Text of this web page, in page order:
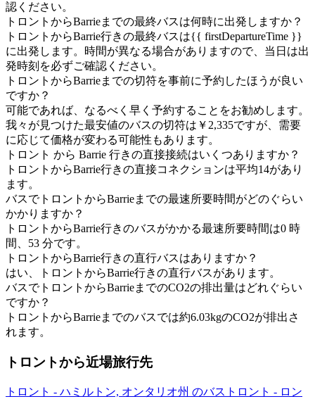
認ください。
トロントからBarrieまでの最終バスは何時に出発しますか？
トロントからBarrie行きの最終バスは{{ firstDepartureTime }}
に出発します。時間が異なる場合がありますので、当日は出
発時刻を必ずご確認ください。
トロントからBarrieまでの切符を事前に予約したほうが良い
ですか？
可能であれば、なるべく早く予約することをお勧めします。
我々が見つけた最安値のバスの切符は￥2,335ですが、需要
に応じて価格が変わる可能性もあります。
トロント から Barrie 行きの直接接続はいくつありますか？
トロントからBarrie行きの直接コネクションは平均14があり
ます。
バスでトロントからBarrieまでの最速所要時間がどのぐらい
かかりますか？
トロントからBarrie行きのバスがかかる最速所要時間は0 時
間、53 分です。
トロントからBarrie行きの直行バスはありますか？
はい、トロントからBarrie行きの直行バスがあります。
バスでトロントからBarrieまでのCO2の排出量はどれぐらい
ですか？
トロントからBarrieまでのバスでは約6.03kgのCO2が排出さ
れます。
トロントから近場旅行先
トロント - ハミルトン, オンタリオ州 のバス トロント - ロン